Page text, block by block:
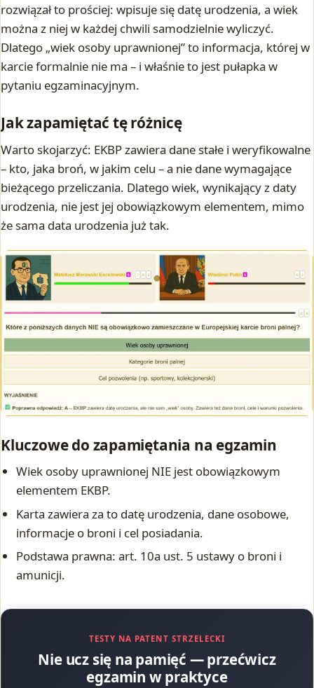
rozwiązał to prościej: wpisuje się datę urodzenia, a wiek
można z niej w każdej chwili samodzielnie wyliczyć.
Dlatego „wiek osoby uprawnionej” to informacja, której w
karcie formalnie nie ma – i właśnie to jest pułapka w
pytaniu egzaminacyjnym.
Jak zapamiętać tę różnicę
Warto skojarzyć: EKBP zawiera dane stałe i weryfikowalne
– kto, jaka broń, w jakim celu – a nie dane wymagające
bieżącego przeliczania. Dlatego wiek, wynikający z daty
urodzenia, nie jest jej obowiązkowym elementem, mimo
że sama data urodzenia już tak.
Kluczowe do zapamiętania na egzamin
Wiek osoby uprawnionej NIE jest obowiązkowym
elementem EKBP.
Karta zawiera za to datę urodzenia, dane osobowe,
informacje o broni i cel posiadania.
Podstawa prawna: art. 10a ust. 5 ustawy o broni i
amunicji.
TESTY NA PATENT STRZELECKI
Nie ucz się na pamięć — przećwicz
egzamin w praktyce